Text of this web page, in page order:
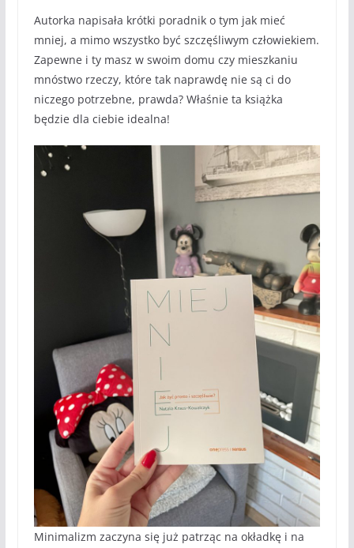
Autorka napisała krótki poradnik o tym jak mieć
mniej, a mimo wszystko być szczęśliwym człowiekiem.
Zapewne i ty masz w swoim domu czy mieszkaniu
mnóstwo rzeczy, które tak naprawdę nie są ci do
niczego potrzebne, prawda? Właśnie ta książka
będzie dla ciebie idealna!
Minimalizm zaczyna się już patrząc na okładkę i na